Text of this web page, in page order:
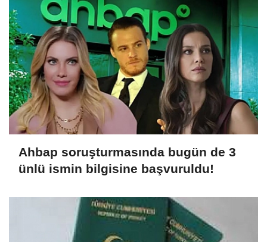
Ahbap soruşturmasında bugün de 3
ünlü ismin bilgisine başvuruldu!